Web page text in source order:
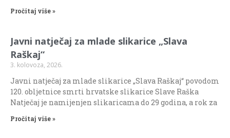
Pročitaj više »
Javni natječaj za mlade slikarice „Slava
Raškaj“
3. kolovoza, 2026.
Javni natječaj za mlade slikarice „Slava Raškaj“ povodom
120. obljetnice smrti hrvatske slikarice Slave Raška
Natječaj je namijenjen slikaricama do 29 godina, a rok za
Pročitaj više »